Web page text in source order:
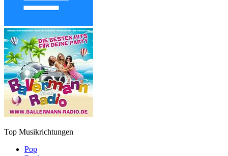
Top Musikrichtungen
Pop